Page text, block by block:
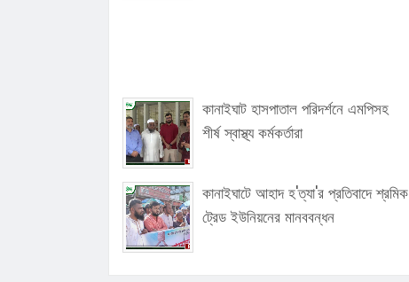
কানাইঘাট হাসপাতাল পরিদর্শনে এমপিসহ
শীর্ষ স্বাস্থ্য কর্মকর্তারা
কানাইঘাটে আহাদ হ'ত্যা'র প্রতিবাদে শ্রমিক
ট্রেড ইউনিয়নের মানববন্ধন